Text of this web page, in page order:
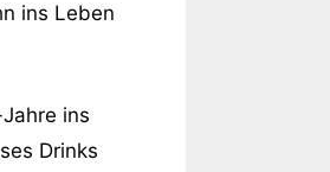
ins Leben
ins
Drinks